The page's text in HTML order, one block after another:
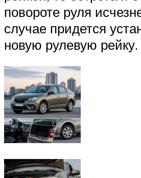
повороте руля
случае придется
новую рулевую рейку.